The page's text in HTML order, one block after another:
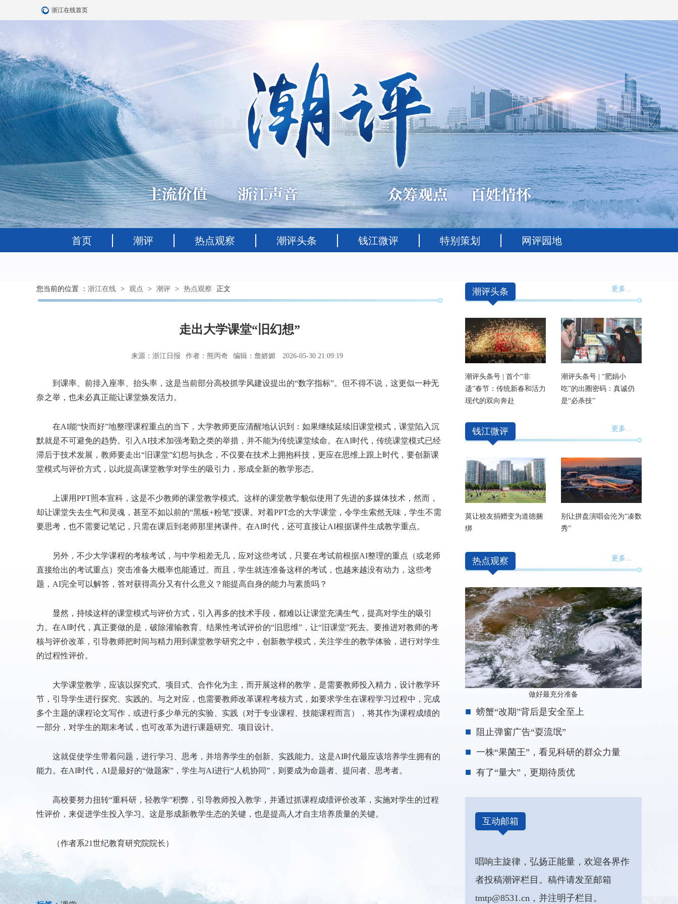
浙江在线首页
首页 潮评 热点观察 潮评头条 钱江微评 特别策划 网评园地
您当前的位置 ： 浙江在线 > 观点 > 潮评 > 热点观察 正文
走出大学课堂“旧幻想”
来源：浙江日报 作者：熊丙奇 编辑：詹娇媚 2026-05-30 21:09:19
到课率、前排入座率、抬头率，这是当前部分高校抓学风建设提出的“数字指标”。但不得不说，这更似一种无
奈之举，也未必真正能让课堂焕发活力。
在AI能“快而好”地整理课程重点的当下，大学教师更应清醒地认识到：如果继续延续旧课堂模式，课堂陷入沉
默就是不可避免的趋势。引入AI技术加强考勤之类的举措，并不能为传统课堂续命。在AI时代，传统课堂模式已经
滞后于技术发展，教师要走出“旧课堂”幻想与执念，不仅要在技术上拥抱科技，更应在思维上跟上时代，要创新课
堂模式与评价方式，以此提高课堂教学对学生的吸引力，形成全新的教学形态。
上课用PPT照本宣科，这是不少教师的课堂教学模式。这样的课堂教学貌似使用了先进的多媒体技术，然而，
却让课堂失去生气和灵魂，甚至不如以前的“黑板+粉笔”授课。对着PPT念的大学课堂，令学生索然无味，学生不需
要思考，也不需要记笔记，只需在课后到老师那里拷课件。在AI时代，还可直接让AI根据课件生成教学重点。
另外，不少大学课程的考核考试，与中学相差无几，应对这些考试，只要在考试前根据AI整理的重点（或老师
直接给出的考试重点）突击准备大概率也能通过。而且，学生就连准备这样的考试，也越来越没有动力，这些考
题，AI完全可以解答，答对获得高分又有什么意义？能提高自身的能力与素质吗？
显然，持续这样的课堂模式与评价方式，引入再多的技术手段，都难以让课堂充满生气，提高对学生的吸引
力。在AI时代，真正要做的是，破除灌输教育、结果性考试评价的“旧思维”，让“旧课堂”死去。要推进对教师的考
核与评价改革，引导教师把时间与精力用到课堂教学研究之中，创新教学模式，关注学生的教学体验，进行对学生
的过程性评价。
大学课堂教学，应该以探究式、项目式、合作化为主，而开展这样的教学，是需要教师投入精力，设计教学环
节，引导学生进行探究、实践的。与之对应，也需要教师改革课程考核方式，如要求学生在课程学习过程中，完成
多个主题的课程论文写作，或进行多少单元的实验、实践（对于专业课程、技能课程而言），将其作为课程成绩的
一部分，对学生的期末考试，也可改革为进行课题研究、项目设计。
这就促使学生带着问题，进行学习、思考，并培养学生的创新、实践能力。这是AI时代最应该培养学生拥有的
能力。在AI时代，AI是最好的“做题家”，学生与AI进行“人机协同”，则要成为命题者、提问者、思考者。
高校要努力扭转“重科研，轻教学”积弊，引导教师投入教学，并通过抓课程成绩评价改革，实施对学生的过程
性评价，来促进学生投入学习。这是形成新教学生态的关键，也是提高人才自主培养质量的关键。
（作者系21世纪教育研究院院长）
潮评头条 更多...
潮评头条号 | 首个“非
遗”春节：传统新春和活力
现代的双向奔赴
潮评头条号 | “肥娟小
吃”的出圈密码：真诚仍
是“必杀技”
钱江微评 更多...
莫让校友捐赠变为道德捆
绑
别让拼盘演唱会沦为“凑数
秀”
热点观察 更多...
做好最充分准备
螃蟹“改期”背后是安全至上
阻止弹窗广告“耍流氓”
一株“果菌王”，看见科研的群众力量
有了“量大”，更期待质优
互动邮箱
唱响主旋律，弘扬正能量，欢迎各界作
者投稿潮评栏目。稿件请发至邮箱
tmtp@8531.cn，并注明子栏目。